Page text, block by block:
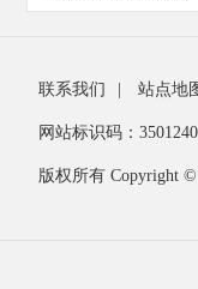
联系我们 站点地
网站标识码：
版权所有 Copyright ©